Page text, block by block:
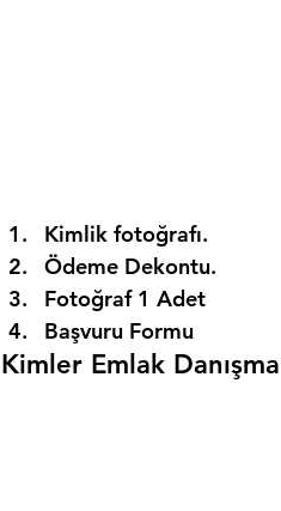
Kimlik fotoğrafı.
Ödeme Dekontu.
Fotoğraf 1 Adet
Başvuru Formu
Kimler Emlak